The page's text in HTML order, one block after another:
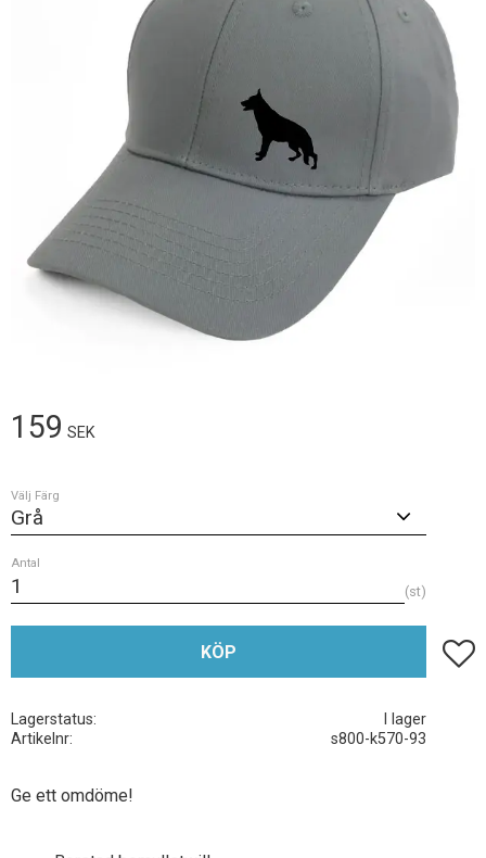
159 SEK
Välj Färg
Antal
st
KÖP Lägg
Lagerstatus
I lager
Artikelnr
s800-k570-93
Ge ett omdöme!